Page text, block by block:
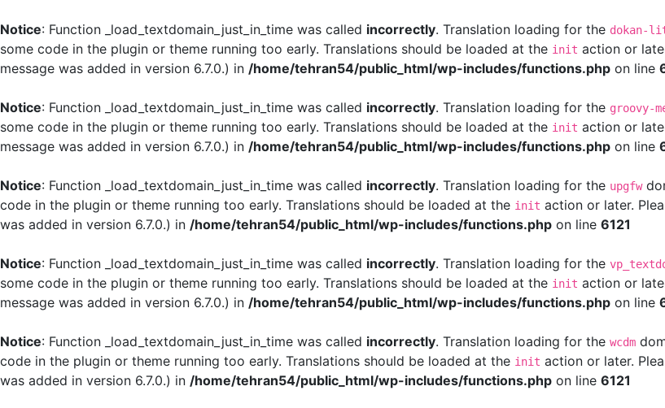
Notice: Function _load_textdomain_just_in_time was called incorrectly. Translation loading for the dokan-
some code in the plugin or theme running too early. Translations should be loaded at the init action or
message was added in version 6.7.0.) in /home/tehran54/public_html/wp-includes/functions.php on line
Notice: Function _load_textdomain_just_in_time was called incorrectly. Translation loading for the groovy-
some code in the plugin or theme running too early. Translations should be loaded at the init action or
message was added in version 6.7.0.) in /home/tehran54/public_html/wp-includes/functions.php on line
Notice: Function _load_textdomain_just_in_time was called incorrectly. Translation loading for the upgfw
code in the plugin or theme running too early. Translations should be loaded at the init action or later.
was added in version 6.7.0.) in /home/tehran54/public_html/wp-includes/functions.php on line 6121
Notice: Function _load_textdomain_just_in_time was called incorrectly. Translation loading for the
some code in the plugin or theme running too early. Translations should be loaded at the init action or
message was added in version 6.7.0.) in /home/tehran54/public_html/wp-includes/functions.php on line
Notice: Function _load_textdomain_just_in_time was called incorrectly. Translation loading for the wcdm
code in the plugin or theme running too early. Translations should be loaded at the init action or later.
was added in version 6.7.0.) in /home/tehran54/public_html/wp-includes/functions.php on line 6121